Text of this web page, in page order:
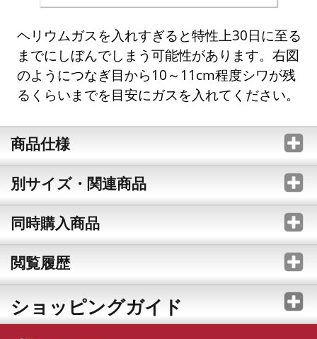
ヘリウムガスを入れすぎると特性上30日に至る
までにしぼんでしまう可能性があります。右図
のようにつなぎ目から10～11cm程度シワが残
るくらいまでを目安にガスを入れてください。
商品仕様
別サイズ・関連商品
同時購入商品
閲覧履歴
ショッピングガイド